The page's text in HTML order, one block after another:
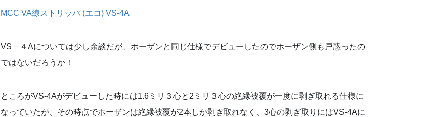
MCC VA線ストリッパ (エコ) VS-4A
VS－４Aについては少し余談だが、ホーザンと同じ仕様でデビューしたのでホーザン側も戸惑ったの
ではないだろうか！
ところがVS-4Aがデビューした時には1.6ミリ３心と2ミリ３心の絶縁被覆が一度に剥ぎ取れる仕様に
なっていたが、その時点でホーザンは絶縁被覆が2本しか剥ぎ取れなく、3心の剥ぎ取りにはVS-4Aに